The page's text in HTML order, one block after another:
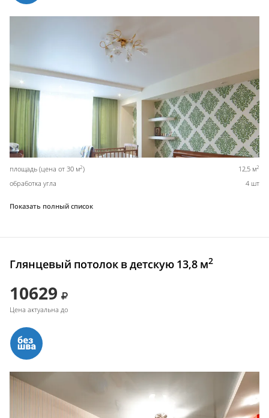
площадь (цена от 30 м2) 12,5 м2
обработка угла 4 шт
Показать полный список
Глянцевый потолок в детскую 13,8 м2
10629
Цена актуальна до